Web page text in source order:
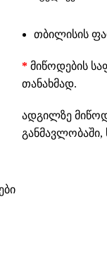
თბილისის
* მიწოდების
თანახმად.
ადგილზე